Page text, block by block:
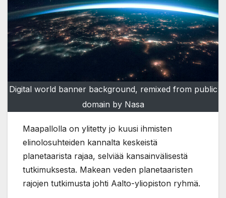
Digital world banner background, remixed from public
domain by Nasa
Maapallolla on ylitetty jo kuusi ihmisten
elinolosuhteiden kannalta keskeistä
planetaarista rajaa, selviää kansainvälisestä
tutkimuksesta. Makean veden planetaaristen
rajojen tutkimusta johti Aalto-yliopiston ryhmä.